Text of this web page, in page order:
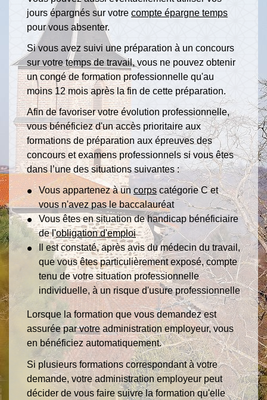
jours épargnés sur votre compte épargne temps
pour vous absenter.
Si vous avez suivi une préparation à un concours
sur votre temps de travail, vous ne pouvez obtenir
un congé de formation professionnelle qu'au
moins 12 mois après la fin de cette préparation.
Afin de favoriser votre évolution professionnelle,
vous bénéficiez d'un accès prioritaire aux
formations de préparation aux épreuves des
concours et examens professionnels si vous êtes
dans l’une des situations suivantes :
Vous appartenez à un corpscatégorie C et
vous n'avez pas le baccalauréat
Vous êtes en situation de handicap bénéficiaire
de l'obligation d'emploi
Il est constaté, après avis du médecin du travail,
que vous êtes particulièrement exposé, compte
tenu de votre situation professionnelle
individuelle, à un risque d'usure professionnelle
Lorsque la formation que vous demandez est
assurée par votre administration employeur, vous
en bénéficiez automatiquement.
Si plusieurs formations correspondant à votre
demande, votre administration employeur peut
décider de vous faire suivre la formation qu'elle